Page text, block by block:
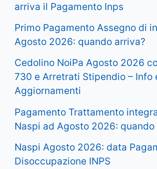
arriva il Pagamento Inps
Primo Pagamento Assegno di
Agosto 2026: quando arriva?
Cedolino NoiPa Agosto 2026
730 e Arretrati Stipendio – Info
Aggiornamenti
Pagamento Trattamento
Naspi ad Agosto 2026: quando
Naspi Agosto 2026: data
Disoccupazione INPS